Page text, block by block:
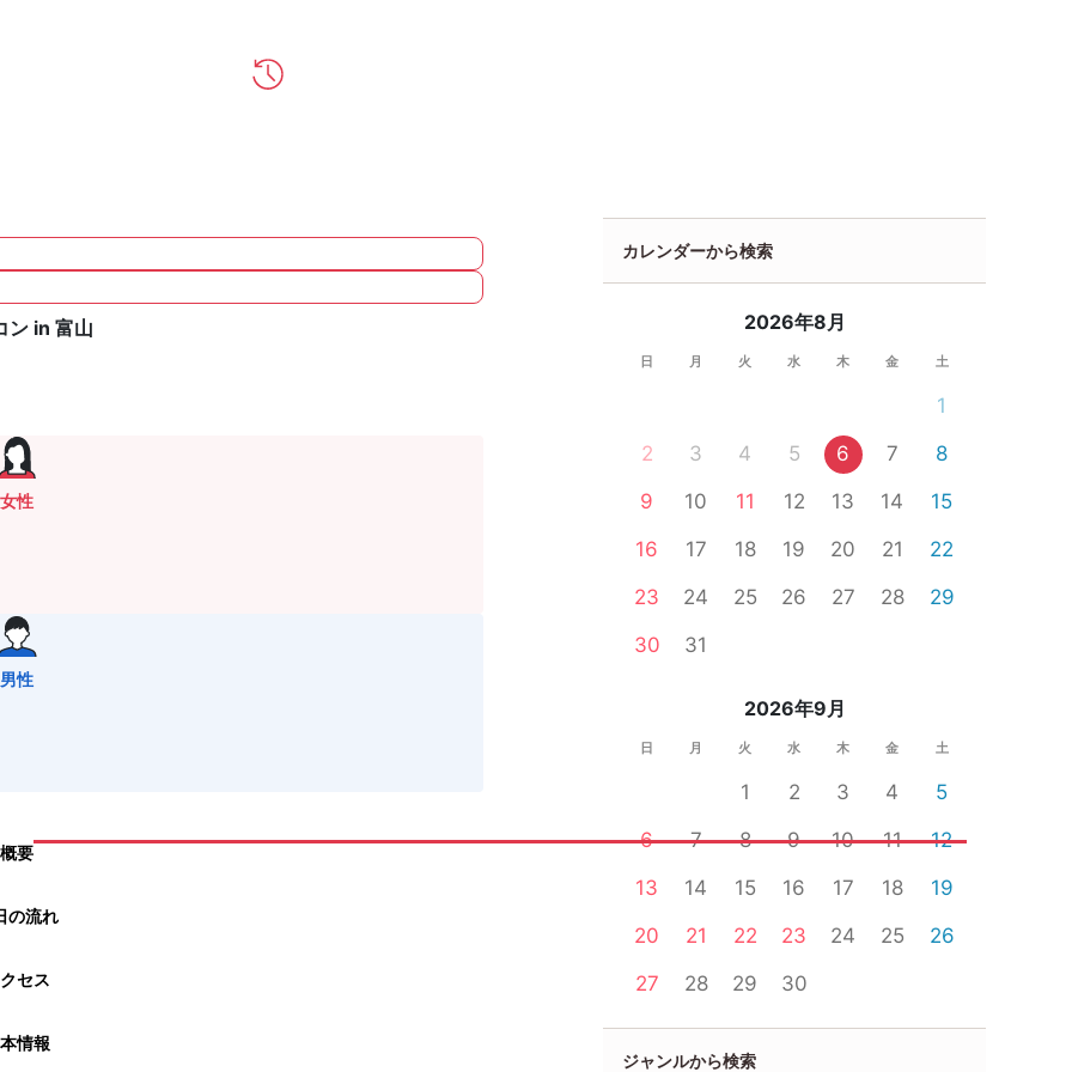
ン in 富山
女性
男性
概要
の流れ
セス
情報
カレンダーから検索
2026年8月
日 月 火 水 木 金 土
1
2
3 4 5 6 7
8
9
10 11 12 13 14
15
16
17 18 19 20 21
22
23
24 25 26 27 28
29
30
31
2026年9月
日 月 火 水 木 金 土
1 2 3 4
5
6
7 8 9 10 11
12
13
14 15 16 17 18
19
20
21 22 23 24 25
26
27
28 29 30
ジャンルから検索